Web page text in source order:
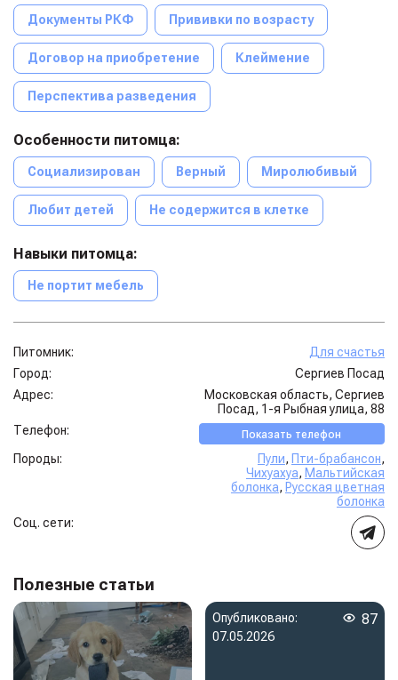
Документы РКФ Прививки по возрасту
Договор на приобретение Клеймение
Перспектива разведения
Особенности питомца:
Социализирован Верный Миролюбивый
Любит детей Не содержится в клетке
Навыки питомца:
Не портит мебель
Питомник:
Для счастья
Город:
Сергиев Посад
Адрес:
Московская область, Сергиев
Посад, 1-я Рыбная улица, 88
Телефон:
Показать телефон
Породы: Пули, Пти-брабансон,
Чихуахуа, Мальтийская
болонка, Русская цветная
болонка
Соц. сети:
Полезные статьи
Опубликовано:
07.05.2026
87